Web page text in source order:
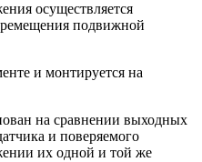
осуществляется
подвижной
и монтируется на
на сравнении выходных
и поверяемого
их одной и той же